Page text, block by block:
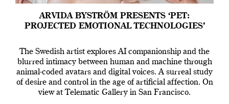
ARVIDA BYSTRÖM PRESENTS ‘PET:
PROJECTED EMOTIONAL TECHNOLOGIES’
The Swedish artist explores AI companionship and the
blurred intimacy between human and machine through
animal-coded avatars and digital voices. A surreal study
of desire and control in the age of artificial affection. On
view at Telematic Gallery in San Francisco.